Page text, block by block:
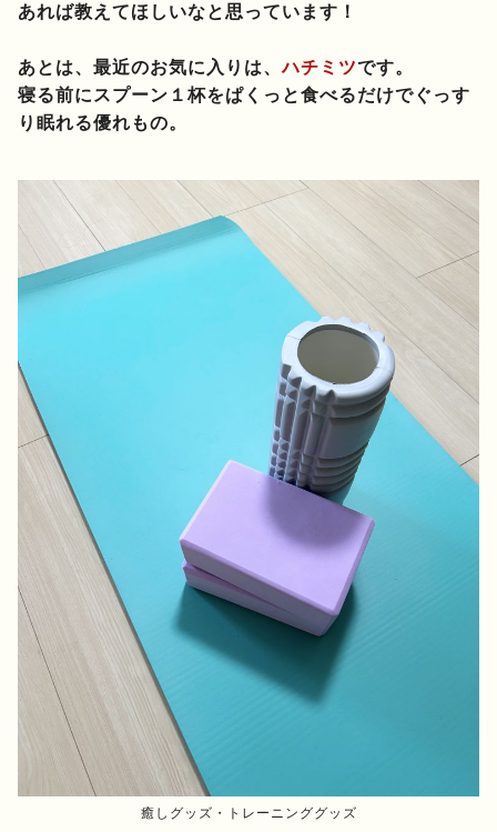
あれば教えてほしいなと思っています！
あとは、最近のお気に入りは、ハチミツです。
寝る前にスプーン１杯をぱくっと食べるだけでぐっす
り眠れる優れもの。
癒しグッズ・トレーニンググッズ